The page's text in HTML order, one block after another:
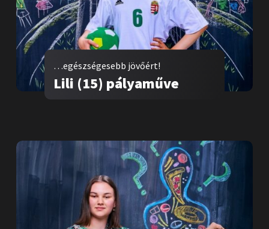
…egészségesebb jövőért!
Lili (15) pályaműve